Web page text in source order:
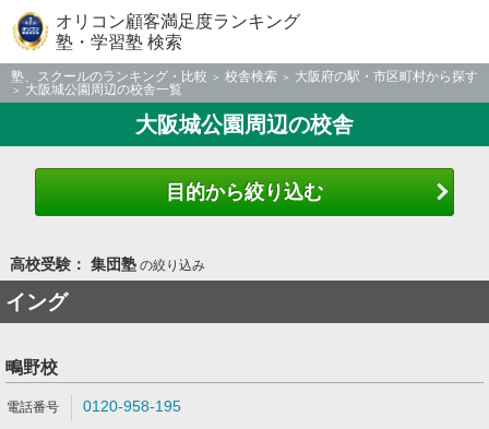
オリコン顧客満足度ランキング
塾・学習塾 検索
塾、スクールのランキング・比較 校舎検索
大阪府の駅・市区町村から探す
大阪城公園周辺の校舎一覧
大阪城公園周辺の校舎
目的から絞り込む
高校受験： 集団塾の絞り込み
イング
鴫野校
0120-958-195